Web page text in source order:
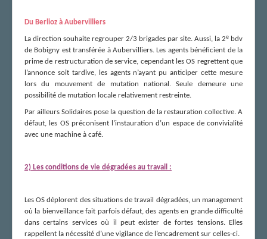
Du Berlioz à Aubervilliers
La direction souhaite regrouper 2/3 brigades par site. Aussi, la 2e bdv
de Bobigny est transférée à Aubervilliers. Les agents bénéficient de la
prime de restructuration de service, cependant les OS regrettent que
l’annonce soit tardive, les agents n’ayant pu anticiper cette mesure
lors du mouvement de mutation national. Seule demeure une
possibilité de mutation locale relativement restreinte.
Par ailleurs Solidaires pose la question de la restauration collective. A
défaut, les OS préconisent l’instauration d’un espace de convivialité
avec une machine à café.
2) Les conditions de vie dégradées au travail :
Les OS déplorent des situations de travail dégradées, un management
où la bienveillance fait parfois défaut, des agents en grande difficulté
dans certains services où il peut exister de fortes tensions. Elles
rappellent la nécessité d’une vigilance de l’encadrement sur celles-ci.